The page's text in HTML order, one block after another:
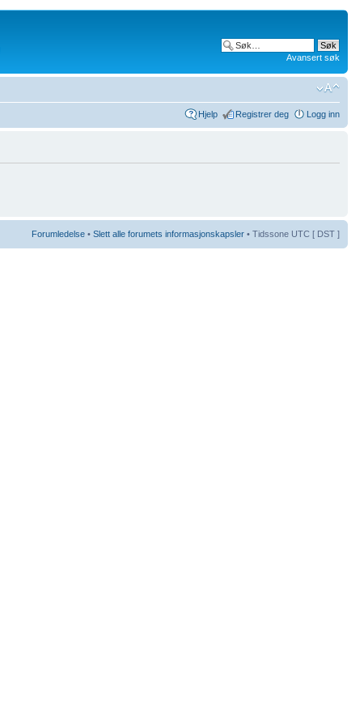
Avansert søk
Hjelp Registrer deg Logg inn
Forumledelse • Slett alle forumets informasjonskapsler • Tidssone UTC [ DST ]